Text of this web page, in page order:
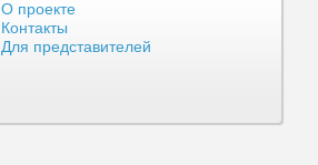
О проекте
Контакты
Для представителей